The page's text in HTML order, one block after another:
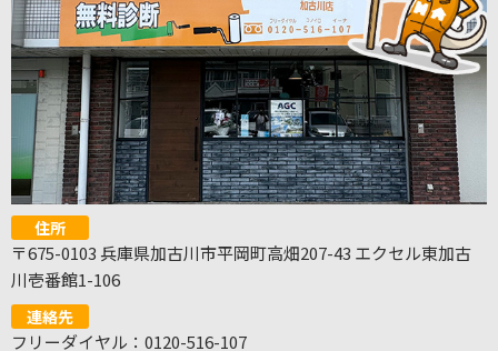
住所
〒675-0103 兵庫県加古川市平岡町高畑207-43 エクセル東加古
川壱番館1-106
連絡先
フリーダイヤル：0120-516-107